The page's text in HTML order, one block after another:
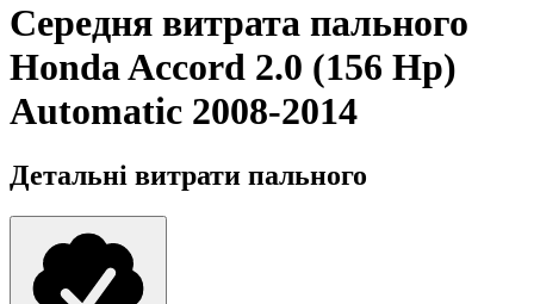
Середня витрата пального
Honda Accord 2.0 (156 Hp)
Automatic 2008-2014
Детальні витрати пального